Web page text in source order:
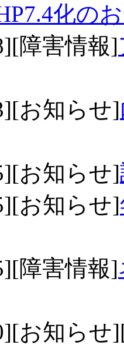
化の
障害情報]
お知らせ]
お知らせ]
お知らせ]
障害情報]
お知らせ